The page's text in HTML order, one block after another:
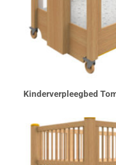
Kinderverpleegbed